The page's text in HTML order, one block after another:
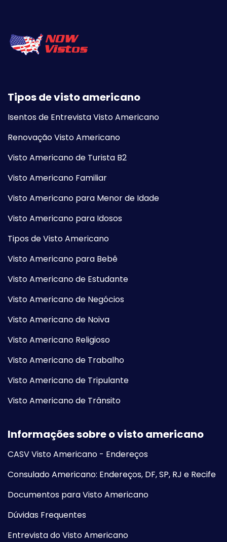
Tipos de visto americano
Isentos de Entrevista Visto Americano
Renovação Visto Americano
Visto Americano de Turista B2
Visto Americano Familiar
Visto Americano para Menor de Idade
Visto Americano para Idosos
Tipos de Visto Americano
Visto Americano para Bebê
Visto Americano de Estudante
Visto Americano de Negócios
Visto Americano de Noiva
Visto Americano Religioso
Visto Americano de Trabalho
Visto Americano de Tripulante
Visto Americano de Trânsito
Informações sobre o visto americano
CASV Visto Americano - Endereços
Consulado Americano: Endereços, DF, SP, RJ e Recife
Documentos para Visto Americano
Dúvidas Frequentes
Entrevista do Visto Americano